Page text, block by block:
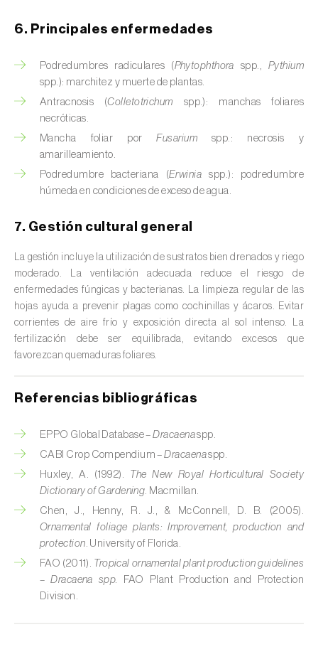
Calabaza (Cucurbita spp.)
Caña de azúcar (
Cáñamo / Cannabis ( Cannabis sativa )
Caqui (Diospyros spp.)
Carpinus betulus
Castaño ( Castanea sativa)
Cebada ( Hordeum vulgare )
Cebolla ( Allium cepa )
Cedro (Cedrus spp.)
Centeno (Secale cereale)
Chirimoya ( Annona spp.)
Chirivía (Pastinaca sativa)
Ciruelo ( Prunus domestica L.
Cítricos (Citrus spp.)
Clavel (Dianthus caryophyllus)
6. Principales enfermedades
Podredumbres radiculares (Phytophthora spp., Pythium
spp.): marchitez y muerte de plantas.
Antracnosis (Colletotrichum spp.): manchas foliares
necróticas.
Mancha foliar porFusarium spp.: necrosis y
amarilleamiento.
Podredumbre bacteriana (Erwinia spp.): podredumbre
húmeda en condiciones de exceso de agua.
7. Gestión cultural general
La gestión incluye la utilización de sustratos bien drenados y riego
moderado. La ventilación adecuada reduce el riesgo de
enfermedades fúngicas y bacterianas. La limpieza regular de las
hojas ayuda a prevenir plagas como cochinillas y ácaros. Evitar
corrientes de aire frío y exposición directa al sol intenso. La
fertilización debe ser equilibrada, evitando excesos que
favorezcan quemaduras foliares.
Referencias bibliográficas
EPPO Global Database –Dracaenaspp.
CABI Crop Compendium –Dracaenaspp.
Huxley, A. (1992).
The New Royal Horticultural Society
Dictionary of Gardening . Macmillan.
Chen, J., Henny, R. J., & McConnell, D. B. (2005).
Ornamental foliage plants: Improvement, production and
protection . University of Florida.
FAO (2011).
Tropical ornamental plant production guidelines
– Dracaena spp.
FAO Plant Production and Protection
Division.